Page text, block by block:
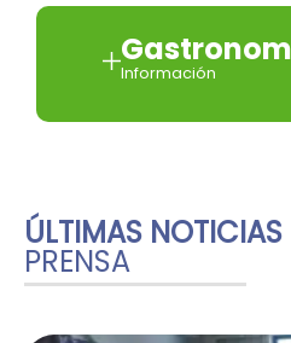
Información
ÚLTIMAS NOTICIAS
PRENSA